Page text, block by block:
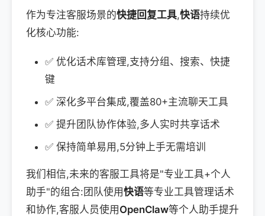
作为专注客服场景的快捷回复工具,快语持续优
化核心功能:
✅ 优化话术库管理,支持分组、搜索、快捷
键
✅ 深化多平台集成,覆盖80+主流聊天工具
✅ 提升团队协作体验,多人实时共享话术
✅ 保持简单易用,5分钟上手无需培训
我们相信,未来的客服工具将是"专业工具+个人
助手"的组合:团队使用快语等专业工具管理话术
和协作,客服人员使用 OpenClaw等个人助手提升